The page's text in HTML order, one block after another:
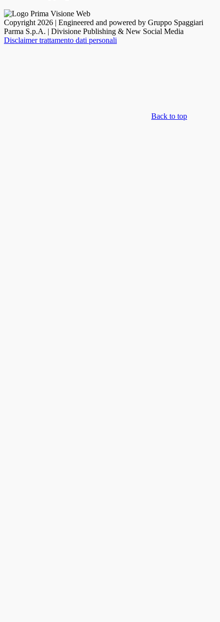
Copyright 2026 | Engineered and powered by Gruppo Spaggiari
Parma S.p.A. | Divisione Publishing & New Social Media
Disclaimer trattamento dati personali
Back to top